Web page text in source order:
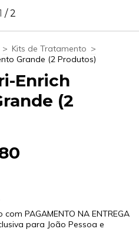
/2
> Kits de Tratamento >
Grande (2 Produtos)
Enrich
(2
PAGAMENTO NA ENTREGA
para João Pessoa e